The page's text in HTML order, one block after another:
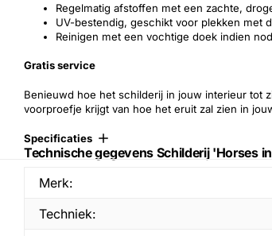
Regelmatig afstoffen met een zachte,
UV-bestendig, geschikt voor plekken met
Reinigen met een vochtige doek indien
Gratis service
Benieuwd hoe het schilderij in jouw interieur tot
voorproefje krijgt van hoe het eruit zal zien in
Specificaties
Technische gegevens Schilderij 'Horses
Merk:
Techniek: